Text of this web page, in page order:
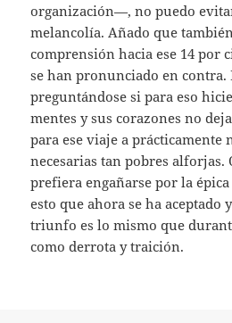
organización—, no puedo
melancolía. Añado que
comprensión hacia ese 14 por
se han pronunciado en contra.
preguntándose si para eso
mentes y sus corazones no
para ese viaje a prácticamente
necesarias tan pobres alforjas.
prefiera engañarse por la
esto que ahora se ha aceptado
triunfo es lo mismo que
como derrota y traición.